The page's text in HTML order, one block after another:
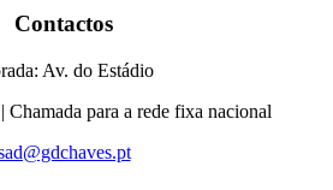
Contactos
Av. do Estádio
Chamada para a rede fixa nacional